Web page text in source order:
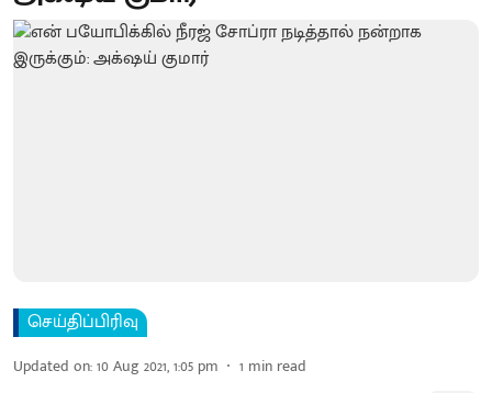
செய்திப்பிரிவு
Updated on:10 Aug 2021, 1:05 pm 1 min read